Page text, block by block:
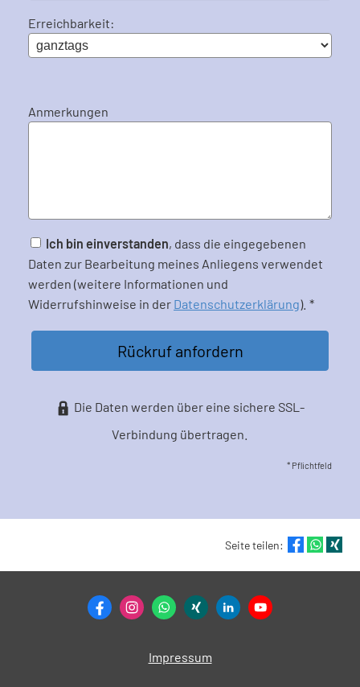
Erreichbarkeit:
Anmerkungen
Ich bin einverstanden, dass die eingegebenen
Daten zur Bearbeitung meines Anliegens verwendet
werden (weitere Informationen und
Widerrufshinweise in der Datenschutzerklärung). *
Rückruf anfordern
Die Daten werden über eine sichere SSL-
Verbindung übertragen.
* Pflichtfeld
Seite teilen:
Impressum